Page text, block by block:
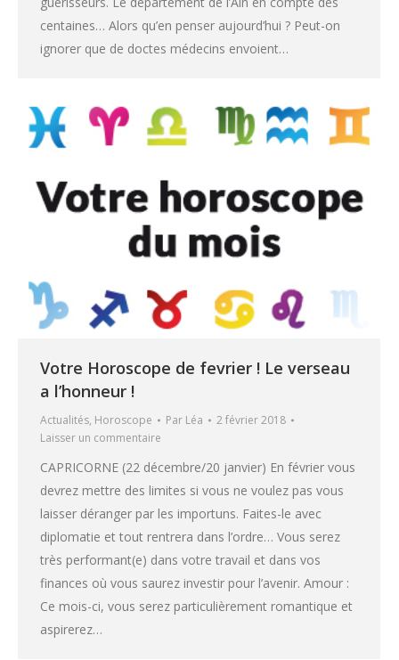
centaines… Alors qu’en penser aujourd’hui ? Peut-on
ignorer que de doctes médecins envoient…
Votre Horoscope de fevrier ! Le verseau
a l’honneur !
Actualités, Horoscope Par Léa
2 février 2018
Laisser un commentaire
CAPRICORNE (22 décembre/20 janvier) En février vous
devrez mettre des limites si vous ne voulez pas vous
laisser déranger par les importuns. Faites-le avec
diplomatie et tout rentrera dans l’ordre… Vous serez
très performant(e) dans votre travail et dans vos
finances où vous saurez investir pour l’avenir. Amour :
Ce mois-ci, vous serez particulièrement romantique et
aspirerez…